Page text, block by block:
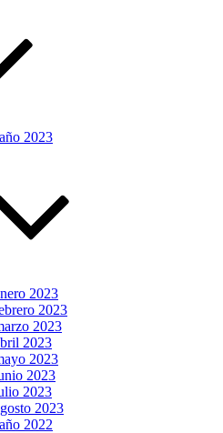
2023
2023
2023
2023
2023
2023
2023
2023
2023
2022